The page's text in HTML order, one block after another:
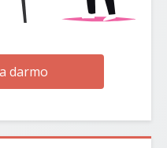
darmo